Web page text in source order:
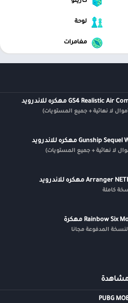
لوحة
مغامرات
مشاهدة